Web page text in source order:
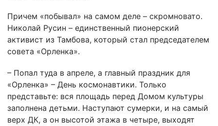
Причем «побывал» на самом деле – скромновато.
Николай Русин – единственный пионерский
активист из Тамбова, который стал председателем
совета «Орленка».
– Попал туда в апреле, а главный праздник для
«Орленка» – День космонавтики. Только
представьте: вся площадь перед Домом культуры
заполнена детьми. Наступают сумерки, и на самый
верх ДК, а он высотой этажа в четыре, выходят